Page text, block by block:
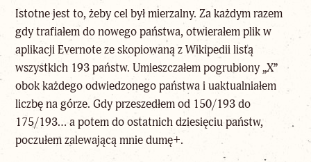
Istotne jest to, żeby cel był mierzalny. Za każdym razem
gdy trafiałem do nowego państwa, otwierałem plik w
aplikacji Evernote ze skopiowaną z Wikipedii listą
wszystkich 193 państw. Umieszczałem pogrubiony „X”
obok każdego odwiedzonego państwa i uaktualniałem
liczbę na górze. Gdy przeszedłem od 150/193 do
175/193… a potem do ostatnich dziesięciu państw,
poczułem zalewającą mnie dumę+.